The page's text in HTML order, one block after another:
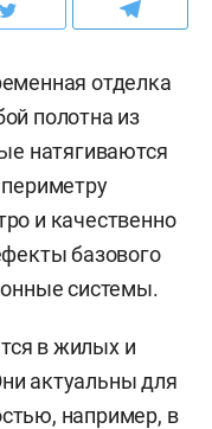
отделка
полотна из
натягиваются
и качественно
базового
системы.
в жилых и
актуальны для
например, в